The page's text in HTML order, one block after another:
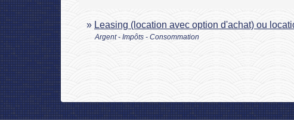
Leasing (location avec option d'achat) ou
Argent - Impôts - Consommation